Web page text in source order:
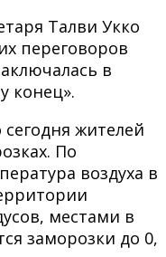
Талви Укко
переговоров
в
конец».
жителей
По
воздуха в
местами в
заморозки до 0,